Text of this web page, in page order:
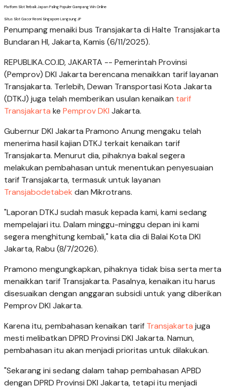
Platform Slot Terbaik Japan Paling Populer Gampang Win Online
Situs Slot Gacor Resmi Singapore Langsung JP
Penumpang menaiki bus Transjakarta di Halte Transjakarta
Bundaran HI, Jakarta, Kamis (6/11/2025).
REPUBLIKA.CO.ID, JAKARTA -- Pemerintah Provinsi
(Pemprov) DKI Jakarta berencana menaikkan tarif layanan
Transjakarta. Terlebih, Dewan Transportasi Kota Jakarta
(DTKJ) juga telah memberikan usulan kenaikan tarif
Transjakarta ke Pemprov DKI Jakarta.
Gubernur DKI Jakarta Pramono Anung mengaku telah
menerima hasil kajian DTKJ terkait kenaikan tarif
Transjakarta. Menurut dia, pihaknya bakal segera
melakukan pembahasan untuk menentukan penyesuaian
tarif Transjakarta, termasuk untuk layanan
Transjabodetabek dan Mikrotrans.
"Laporan DTKJ sudah masuk kepada kami, kami sedang
mempelajari itu. Dalam minggu-minggu depan ini kami
segera menghitung kembali," kata dia di Balai Kota DKI
Jakarta, Rabu (8/7/2026).
Pramono mengungkapkan, pihaknya tidak bisa serta merta
menaikkan tarif Transjakarta. Pasalnya, kenaikan itu harus
disesuaikan dengan anggaran subsidi untuk yang diberikan
Pemprov DKI Jakarta.
Karena itu, pembahasan kenaikan tarif Transjakarta juga
mesti melibatkan DPRD Provinsi DKI Jakarta. Namun,
pembahasan itu akan menjadi prioritas untuk dilakukan.
"Sekarang ini sedang dalam tahap pembahasan APBD
dengan DPRD Provinsi DKI Jakarta, tetapi itu menjadi